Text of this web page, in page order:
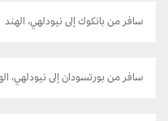
سافر من بانكوك إلى نيودلهي، الهند
سافر من بورتسودان إلى نيودلهي، الهند